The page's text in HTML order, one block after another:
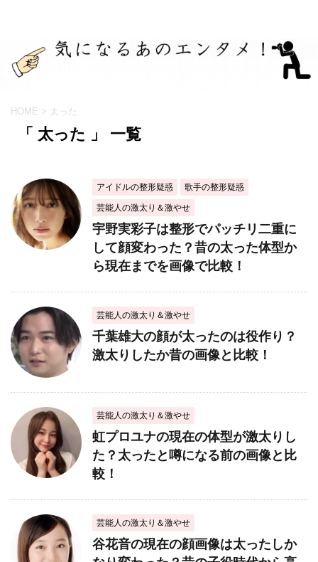
HOME > 太った
「 太った 」 一覧
アイドルの整形疑惑
歌手の整形疑惑
芸能人の激太り＆激やせ
宇野実彩子は整形でパッチリ二重に
して顔変わった？昔の太った体型か
ら現在までを画像で比較！
芸能人の激太り＆激やせ
千葉雄大の顔が太ったのは役作り？
激太りしたか昔の画像と比較！
芸能人の激太り＆激やせ
虹プロユナの現在の体型が激太りし
た？太ったと噂になる前の画像と比
較！
芸能人の激太り＆激やせ
谷花音の現在の顔画像は太ったしか